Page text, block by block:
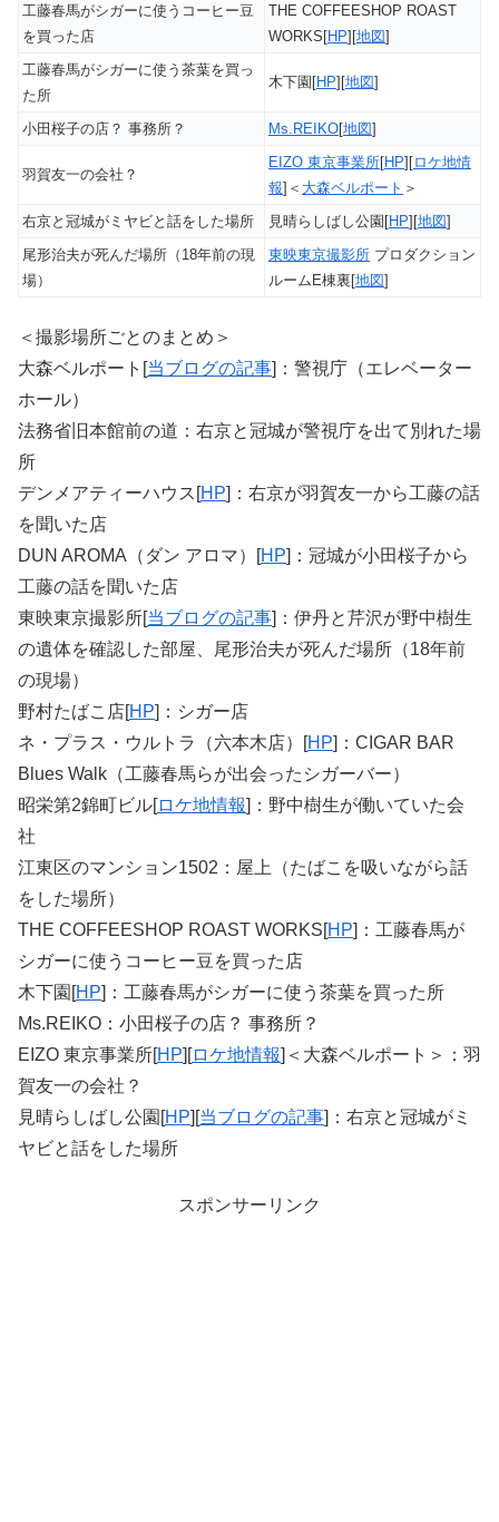
工藤春馬がシガーに使うコーヒー豆
を買った店
THE COFFEESHOP ROAST
WORKS[HP][地図]
工藤春馬がシガーに使う茶葉を買っ
た所
木下園[HP][地図]
小田桜子の店？ 事務所？ Ms.REIKO[地図]
羽賀友一の会社？
EIZO 東京事業所[HP][ロケ地情
報]＜ 大森ベルポート ＞
右京と冠城がミヤビと話をした場所
見晴らしばし公園[HP][地図]
尾形治夫が死んだ場所（18年前の現
場）
東映東京撮影所 プロダクション
ルームE棟裏[地図]
＜撮影場所ごとのまとめ＞
大森ベルポート[当ブログの記事]：警視庁（エレベーター
ホール）
法務省旧本館前の道：右京と冠城が警視庁を出て別れた場
所
デンメアティーハウス[HP]：右京が羽賀友一から工藤の話
を聞いた店
DUN AROMA（ダン アロマ）[HP]：冠城が小田桜子から
工藤の話を聞いた店
東映東京撮影所[当ブログの記事]：伊丹と芹沢が野中樹生
の遺体を確認した部屋、尾形治夫が死んだ場所（18年前
の現場）
野村たばこ店[HP]：シガー店
ネ・プラス・ウルトラ（六本木店）[HP]：CIGAR BAR
Blues Walk（工藤春馬らが出会ったシガーバー）
昭栄第2錦町ビル[ロケ地情報]：野中樹生が働いていた会
社
江東区のマンション1502：屋上（たばこを吸いながら話
をした場所）
THE COFFEESHOP ROAST WORKS[HP]：工藤春馬が
シガーに使うコーヒー豆を買った店
木下園[HP]：工藤春馬がシガーに使う茶葉を買った所
Ms.REIKO：小田桜子の店？ 事務所？
EIZO 東京事業所[HP][ロケ地情報]＜大森ベルポート＞：羽
賀友一の会社？
見晴らしばし公園[HP][当ブログの記事]：右京と冠城がミ
ヤビと話をした場所
スポンサーリンク